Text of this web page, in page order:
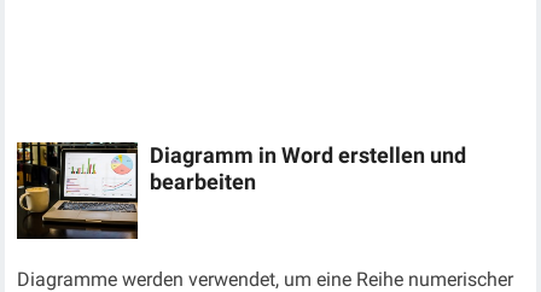
Diagramm in Word erstellen und
bearbeiten
Diagramme werden verwendet, um eine Reihe numerischer